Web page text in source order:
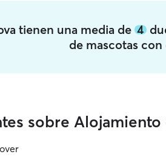
tienen una media de 4
de mascotas con
sobre Alojamiento